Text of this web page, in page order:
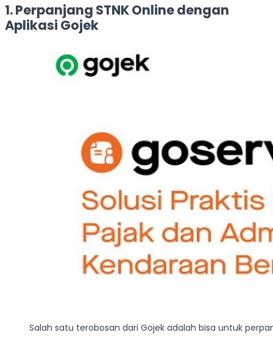
1. Perpanjang STNK Online dengan
Aplikasi Gojek
Salah satu terobosan dari Gojek adalah bisa untuk